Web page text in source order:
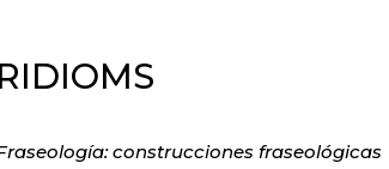
construcciones fraseológicas